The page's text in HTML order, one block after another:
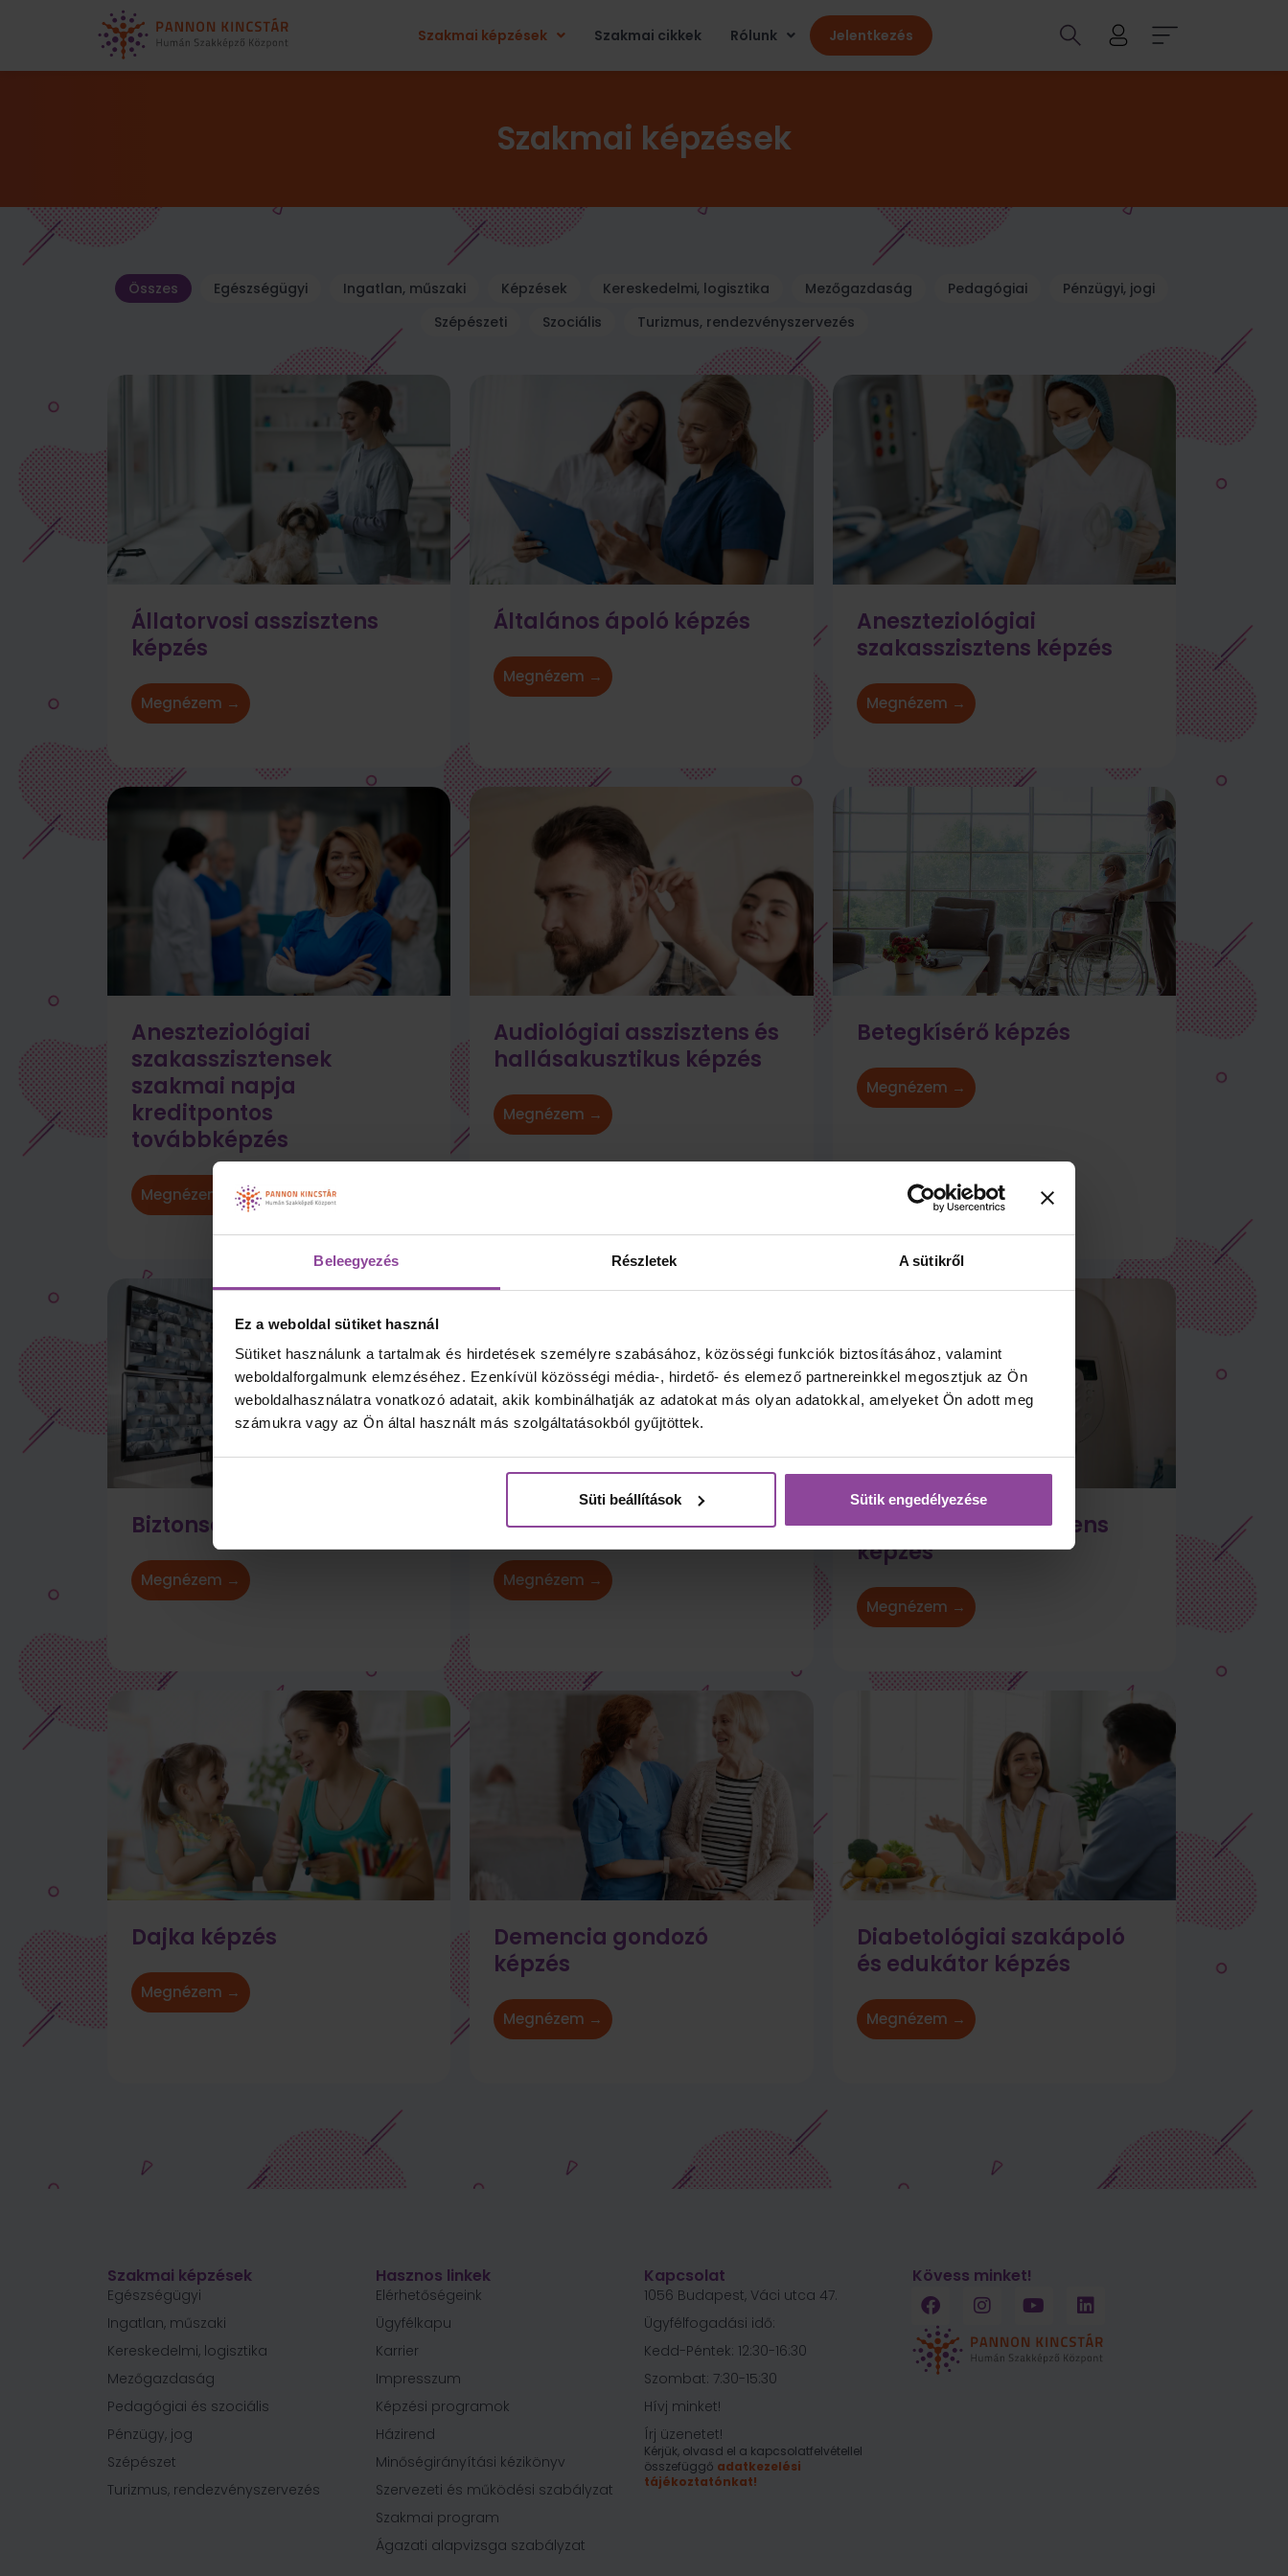
Beleegyezés Részletek A sütikről
Ez a weboldal sütiket használ
Sütiket használunk a tartalmak és hirdetések személyre szabásához, közösségi funkciók biztosításához, valamint
weboldalforgalmunk elemzéséhez. Ezenkívül közösségi média-, hirdető- és elemező partnereinkkel megosztjuk az Ön
weboldalhasználatra vonatkozó adatait, akik kombinálhatják az adatokat más olyan adatokkal, amelyeket Ön adott meg
számukra vagy az Ön által használt más szolgáltatásokból gyűjtöttek.
Süti beállítások Sütik engedélyezése
Szakmai képzések Szakmai cikkek Rólunk Jelentkezés
Szakmai képzések
Összes Egészségügyi Ingatlan, műszaki Képzések Kereskedelmi, logisztika Mezőgazdaság Pedagógiai
Pénzügyi, jogi
Szépészeti
Szociális Turizmus, rendezvényszervezés
Állatorvosi asszisztens
képzés
Megnézem →
Általános ápoló képzés
Megnézem →
Aneszteziológiai
szakasszisztens képzés
Megnézem →
Aneszteziológiai
szakasszisztensek
szakmai napja
kreditpontos
továbbképzés
Megnézem →
Audiológiai asszisztens és
hallásakusztikus képzés
Megnézem →
Betegkísérő képzés
Megnézem →
Biztonságszervező képzés
Megnézem →
Családfakutató képzés
Megnézem →
CT/MR szakasszisztens
képzés
Megnézem →
Dajka képzés
Megnézem →
Demencia gondozó
képzés
Megnézem →
Diabetológiai szakápoló
és edukátor képzés
Megnézem →
Szakmai képzések
Egészségügyi
Ingatlan, műszaki
Kereskedelmi, logisztika
Mezőgazdaság
Pedagógiai és szociális
Pénzügy, jog
Szépészet
Turizmus, rendezvényszervezés
Hasznos linkek
Elérhetőségeink
Ügyfélkapu
Karrier
Impresszum
Képzési programok
Házirend
Minőségirányítási kézikönyv
Szervezeti és működési szabályzat
Szakmai program
Ágazati alapvizsga szabályzat
Kapcsolat
1056 Budapest, Váci utca 47.
Ügyfélfogadási idő:
Kedd-Péntek: 12:30-16:30
Szombat: 7:30-15:30
Hívj minket!
Írj üzenetet!
Kérjük, olvasd el a kapcsolatfelvétellel
összefüggő adatkezelési
tájékoztatónkat!
Kövess minket!